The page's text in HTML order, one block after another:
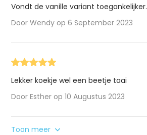
Vondt de vanille variant toegankelijker.
Door Wendy op 6 September 2023
Lekker koekje wel een beetje taai
Door Esther op 10 Augustus 2023
Toon meer